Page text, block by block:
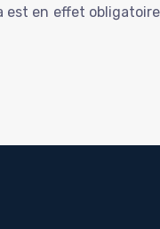
est en effet obligatoire